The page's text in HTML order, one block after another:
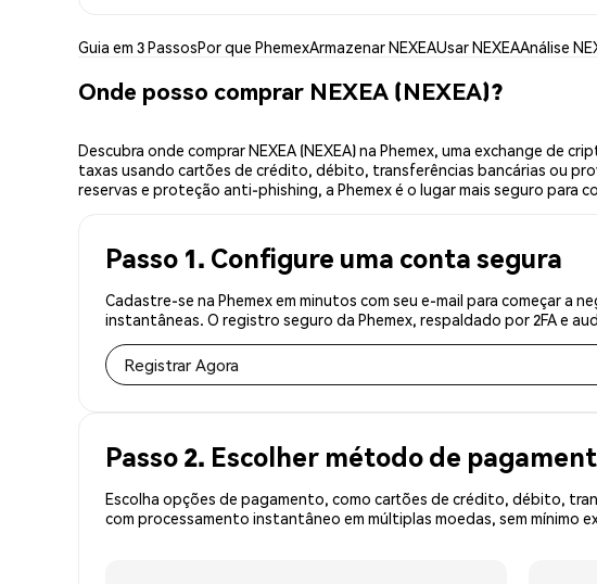
Guia em 3 PassosPor que PhemexArmazenar NEXEAUsar NEXEAAnálise
Onde posso comprar NEXEA (NEXEA)?
Descubra onde comprar NEXEA (NEXEA) na Phemex, uma exchange de
taxas usando cartões de crédito, débito, transferências bancárias ou
reservas e proteção anti-phishing, a Phemex é o lugar mais seguro para
Passo 1. Configure uma conta segura
Cadastre-se na Phemex em minutos com seu e-mail para começar a
instantâneas. O registro seguro da Phemex, respaldado por 2FA e
Registrar Agora
Passo 2. Escolher método de
Escolha opções de pagamento, como cartões de crédito, débito,
com processamento instantâneo em múltiplas moedas, sem mínimo